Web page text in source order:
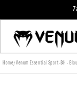
Inhalt
Home/Venum Essential Sport-BH - Blau